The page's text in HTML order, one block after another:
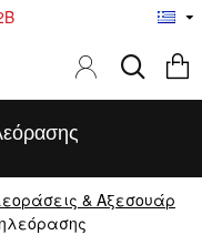
& Αξεσουάρ